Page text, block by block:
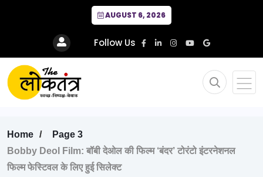
AUGUST 6, 2026
Follow Us
Home
Page 3
Bobby Deol Film: बॉबी देओल की फिल्म ‘बंदर’ टोरंटो इंटरनेशनल
फिल्म फेस्टिवल के लिए हुई सिलेक्ट